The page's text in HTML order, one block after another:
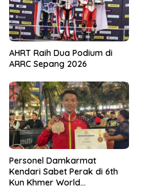
AHRT Raih Dua Podium di
ARRC Sepang 2026
Personel Damkarmat
Kendari Sabet Perak di 6th
Kun Khmer World